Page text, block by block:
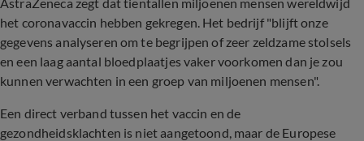
het coronavaccin hebben gekregen. Het bedrijf "blijft onze
gegevens analyseren om te begrijpen of zeer zeldzame stolsels
en een laag aantal bloedplaatjes vaker voorkomen dan je zou
kunnen verwachten in een groep van miljoenen mensen".
Een direct verband tussen het vaccin en de
gezondheidsklachten is niet aangetoond, maar de Europese